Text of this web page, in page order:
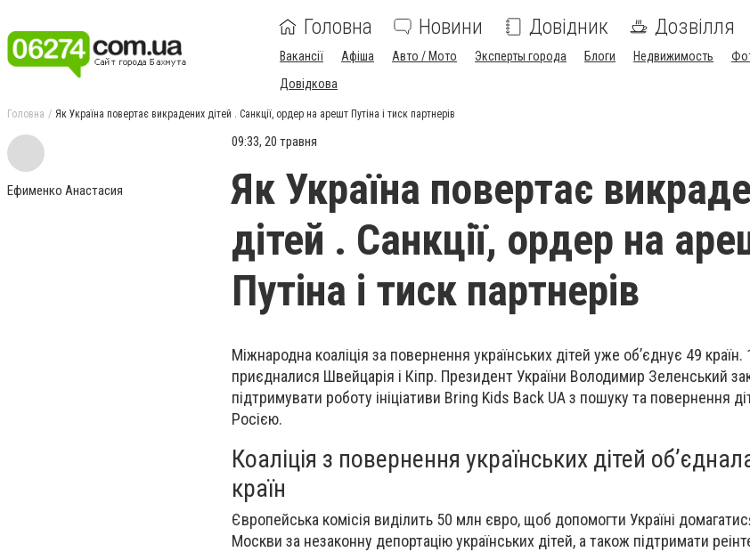
Головна Новини Довідник Дозвілля
Вакансії Афіша Авто / Мото Эксперты города Блоги Недвижимость
Довідкова
Головна Як Україна повертає викрадених дітей . Санкції, ордер на арешт Путіна і тиск партнерів
Ефименко Анастасия
09:33, 20 травня
Як Україна повертає
дітей . Санкції, ордер на
Путіна і тиск партнерів
Міжнародна коаліція за повернення українських дітей уже об’єднує 49
приєдналися Швейцарія і Кіпр. Президент України Володимир Зеленський
підтримувати роботу ініціативи Bring Kids Back UA з пошуку та повернення
Росією.
Коаліція з повернення українських дітей
країн
Європейська комісія виділить 50 млн євро, щоб допомогти Україні
Москви за незаконну депортацію українських дітей, а також підтримати